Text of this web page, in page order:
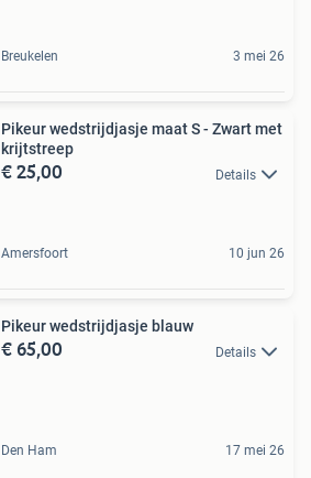
Breukelen 3 mei 26
Pikeur wedstrijdjasje maat S - Zwart met
krijtstreep
€ 25,00 Details
Amersfoort 10 jun 26
Pikeur wedstrijdjasje blauw
€ 65,00 Details
Den Ham 17 mei 26